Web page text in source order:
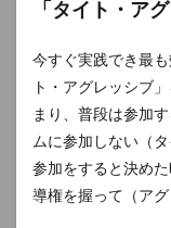
「タイト・ア
今すぐ実践でき最
ト・アグレッシブ
まり、普段は参加
ムに参加しない（
参加をすると決め
導権を握って（アグ